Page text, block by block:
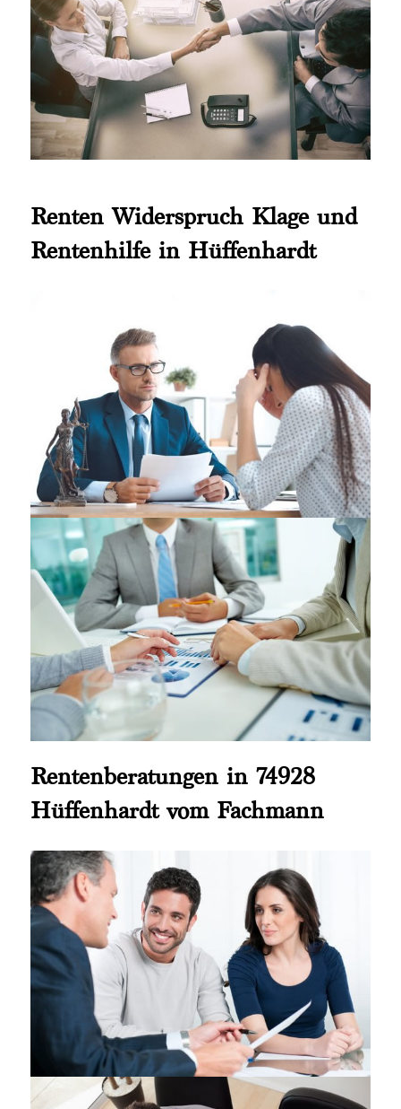
Renten Widerspruch Klage und
Rentenhilfe in Hüffenhardt
Rentenberatungen in 74928
Hüffenhardt vom Fachmann